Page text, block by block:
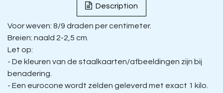
Description
Voor weven: 8/9 draden per centimeter.
Breien: naald 2-2,5 cm.
Let op:
- De kleuren van de staalkaarten/afbeeldingen zijn bij
benadering.
- Een eurocone wordt zelden geleverd met exact 1 kilo.